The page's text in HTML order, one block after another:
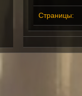
Страницы: